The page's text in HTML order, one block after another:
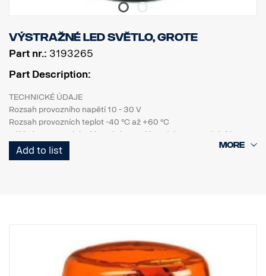
Výstražné LED světlo, Grote
Part nr.: 3193265
Part Description:
TECHNICKÉ ÚDAJE
Rozsah provozního napětí 10 - 30 V
Rozsah provozních teplot -40 °C až +60 °C
Základna PC, ozdobný kroužek PC, sklo světla PC, vnitřní sklo
světla PC
Rozsah provozních teplot -40 °C až +60 °C
Add to list